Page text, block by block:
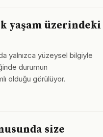
yaşam üzerindeki
yalnızca yüzeysel bilgiyle
durumun
olduğu görülüyor.
size